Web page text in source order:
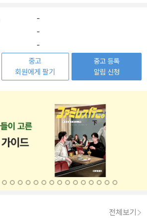
-
-
-
중고
회원에게 팔기
중고 등록
알림 신청
전체보기